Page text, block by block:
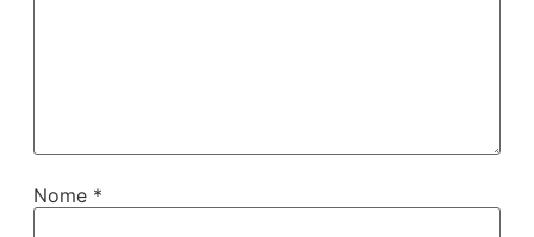
Nome *